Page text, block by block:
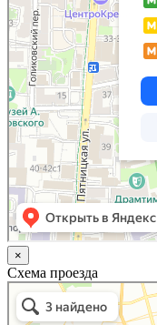
×
Схема проезда
Казань
Малый Татарский переулок, 8
Яндекс.Карты